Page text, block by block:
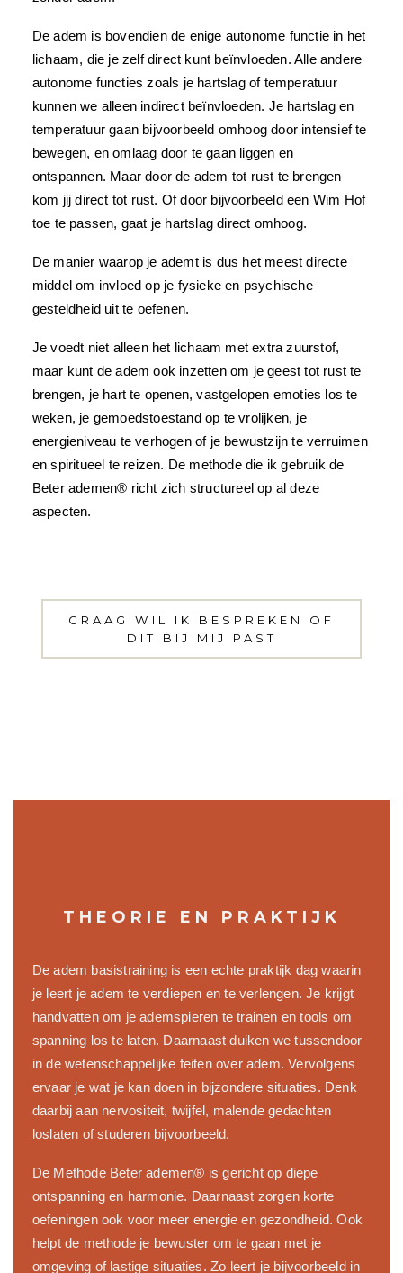
De adem is bovendien de enige autonome functie in het
lichaam, die je zelf direct kunt beïnvloeden. Alle andere
autonome functies zoals je hartslag of temperatuur
kunnen we alleen indirect beïnvloeden. Je hartslag en
temperatuur gaan bijvoorbeeld omhoog door intensief te
bewegen, en omlaag door te gaan liggen en
ontspannen. Maar door de adem tot rust te brengen
kom jij direct tot rust. Of door bijvoorbeeld een Wim Hof
toe te passen, gaat je hartslag direct omhoog.
De manier waarop je ademt is dus het meest directe
middel om invloed op je fysieke en psychische
gesteldheid uit te oefenen.
Je voedt niet alleen het lichaam met extra zuurstof,
maar kunt de adem ook inzetten om je geest tot rust te
brengen, je hart te openen, vastgelopen emoties los te
weken, je gemoedstoestand op te vrolijken, je
energieniveau te verhogen of je bewustzijn te verruimen
en spiritueel te reizen. De methode die ik gebruik de
Beter ademen® richt zich structureel op al deze
aspecten.
GRAAG WIL IK BESPREKEN OF
DIT BIJ MIJ PAST
THEORIE EN PRAKTIJK
De adem basistraining is een echte praktijk dag waarin
je leert je adem te verdiepen en te verlengen. Je krijgt
handvatten om je ademspieren te trainen en tools om
spanning los te laten. Daarnaast duiken we tussendoor
in de wetenschappelijke feiten over adem. Vervolgens
ervaar je wat je kan doen in bijzondere situaties. Denk
daarbij aan nervositeit, twijfel, malende gedachten
loslaten of studeren bijvoorbeeld.
De Methode Beter ademen® is gericht op diepe
ontspanning en harmonie. Daarnaast zorgen korte
oefeningen ook voor meer energie en gezondheid. Ook
helpt de methode je bewuster om te gaan met je
omgeving of lastige situaties. Zo leert je bijvoorbeeld in